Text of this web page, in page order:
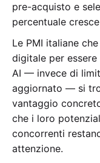
pre-acquisto e
percentuale
Le PMI italiane
digitale per
AI — invece di
aggiornato — si
vantaggio
che i loro
concorrenti
attenzione.